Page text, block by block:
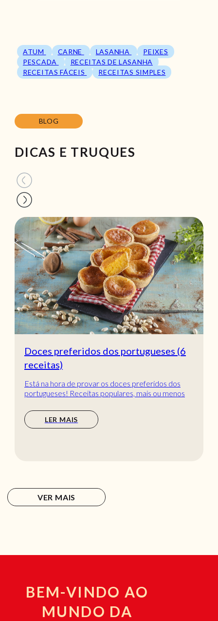
ATUM CARNE LASANHA
PEIXES
PESCADA
RECEITAS DE LASANHA
RECEITAS FÁCEIS
RECEITAS SIMPLES
BLOG
DICAS E TRUQUES
Doces preferidos dos portugueses (6
receitas)
Está na hora de provar os doces preferidos dos
portugueses! Receitas populares, mais ou menos
LER MAIS
VER MAIS
BEM-VINDO AO
MUNDO DA